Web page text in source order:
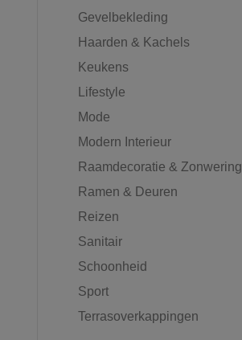
Gevelbekleding
Haarden & Kachels
Keukens
Lifestyle
Mode
Modern Interieur
Raamdecoratie & Zonwering
Ramen & Deuren
Reizen
Sanitair
Schoonheid
Sport
Terrasoverkappingen